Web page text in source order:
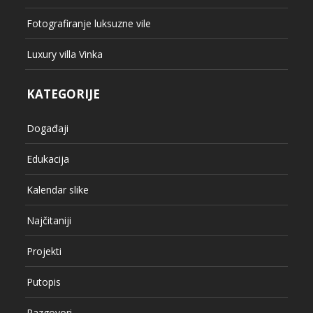
Fotografiranje luksuzne vile
Luxury villa Vinka
KATEGORIJE
Događaji
Edukacija
Kalendar slike
Najčitaniji
Projekti
Putopis